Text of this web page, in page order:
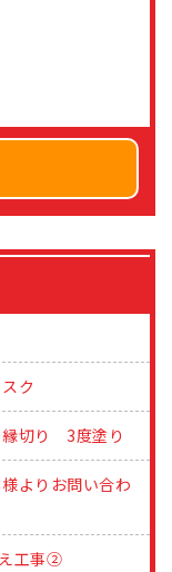
ク
切り 3度塗り
よりお問い合わ
工事②